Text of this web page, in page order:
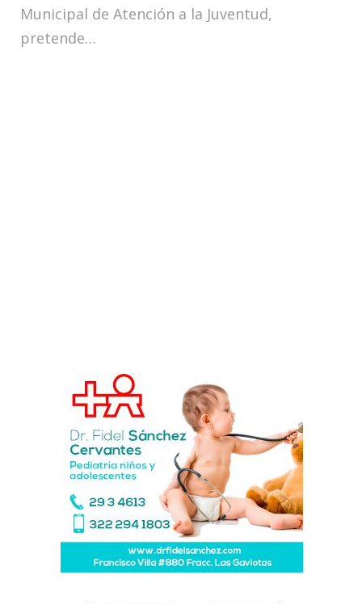
Municipal de Atención a la Juventud,
pretende…